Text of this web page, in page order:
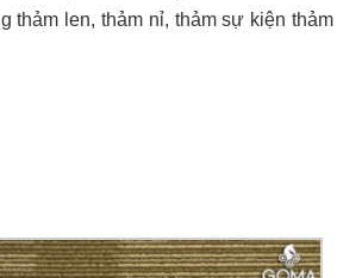
thảm len, thảm nỉ, thảm sự kiện thảm